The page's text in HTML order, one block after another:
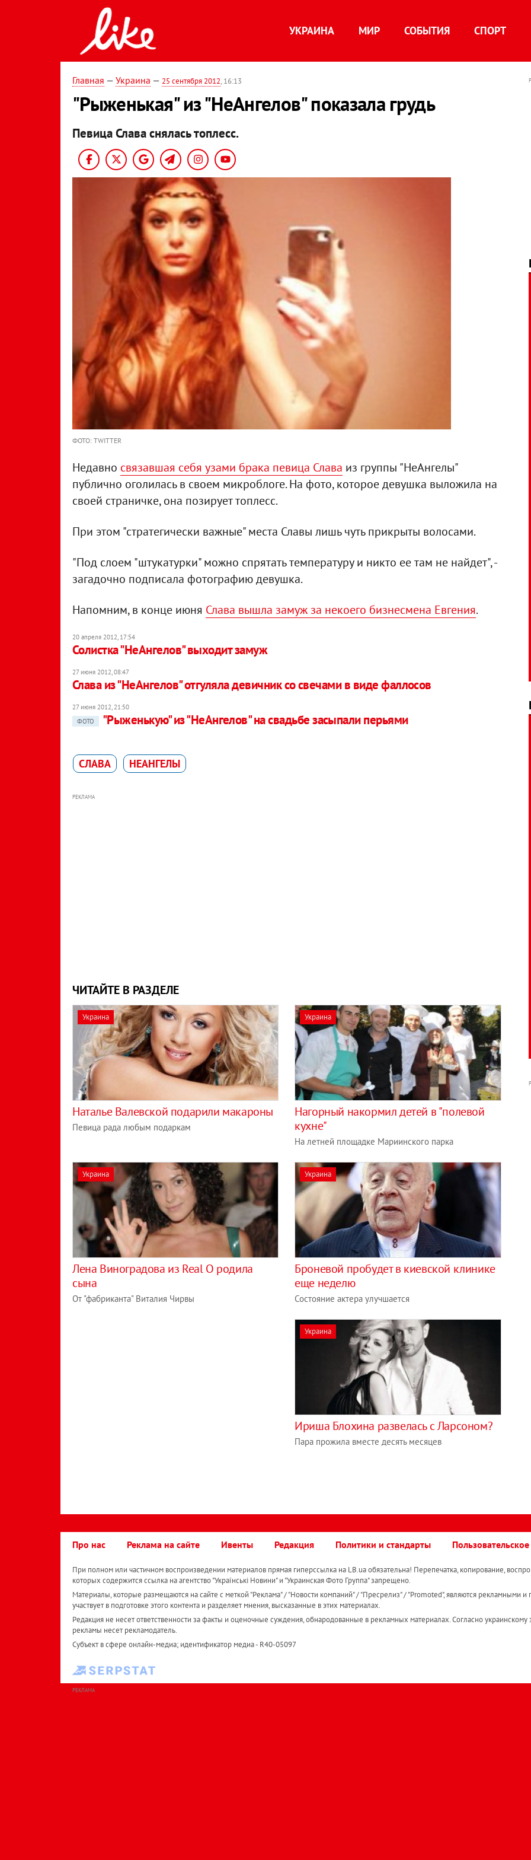
УКРАИНА МИР СОБЫТИЯ СПОРТ
Главная — Украина — 25 сентября 2012, 16:13
"Рыженькая" из "НеАнгелов" показала грудь
Певица Слава снялась топлесс.
ФОТО: TWITTER
Недавно связавшая себя узами брака певица Слава из группы "НеАнгелы"
публично оголилась в своем микроблоге. На фото, которое девушка выложила на
своей страничке, она позирует топлесс.
При этом "стратегически важные" места Славы лишь чуть прикрыты волосами.
"Под слоем "штукатурки" можно спрятать температуру и никто ее там не найдет", -
загадочно подписала фотографию девушка.
Напомним, в конце июня Слава вышла замуж за некоего бизнесмена Евгения.
20 апреля 2012, 17:54
Солистка "НеАнгелов" выходит замуж
27 июня 2012, 08:47
Слава из "НеАнгелов" отгуляла девичник со свечами в виде фаллосов
27 июня 2012, 21:50
ФОТО
"Рыженькую" из "НеАнгелов" на свадьбе засыпали перьями
СЛАВА НЕАНГЕЛЫ
РЕКЛАМА
ЧИТАЙТЕ В РАЗДЕЛЕ
Украина
Наталье Валевской подарили макароны
Певица рада любым подаркам
Украина
Нагорный накормил детей в "полевой
кухне"
На летней площадке Мариинского парка
Украина
Лена Виноградова из Real O родила
сына
От "фабриканта" Виталия Чирвы
Украина
Броневой пробудет в киевской клинике
еще неделю
Состояние актера улучшается
Украина
Ириша Блохина развелась с Ларсоном?
Пара прожила вместе десять месяцев
Про нас Реклама на сайте Ивенты Редакция Политики и стандарты
При полном или частичном воспроизведении материалов прямая гиперссылка на LB.ua обязательна! Перепечатка, копирование,
которых содержится ссылка на агентство "Українськi Новини" и "Украинская Фото Группа" запрещено.
Материалы, которые размещаются на сайте с меткой "Реклама" / "Новости компаний" / "Пресрелиз" / "Promoted", являются рекламными и
участвует в подготовке этого контента и разделяет мнения, высказанные в этих материалах.
Редакция не несет ответственности за факты и оценочные суждения, обнародованные в рекламных материалах. Согласно украинскому
рекламы несет рекламодатель.
Субъект в сфере онлайн-медиа; идентификатор медиа - R40-05097
РЕКЛАМА